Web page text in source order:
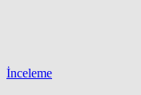
İnceleme